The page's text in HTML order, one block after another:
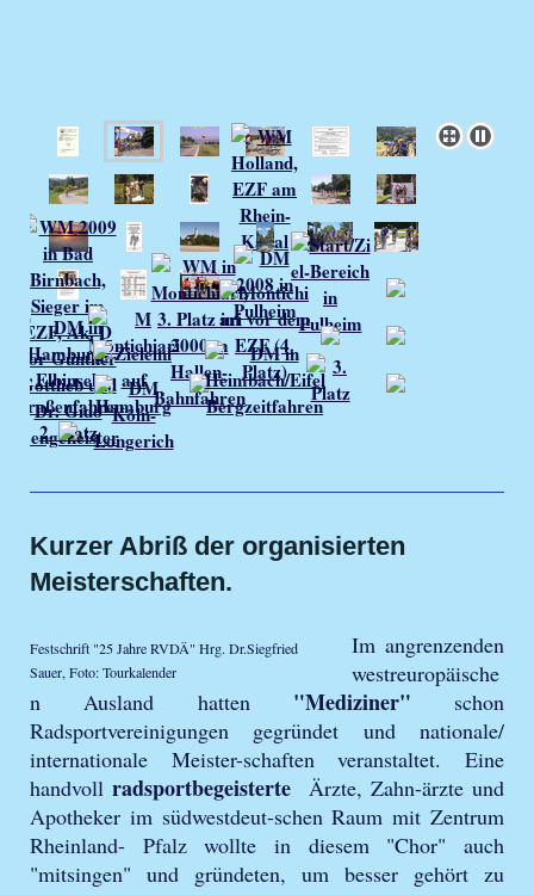
Kurzer Abriß der organisierten
Meisterschaften.
Festschrift "25 Jahre RVDÄ" Hrg. Dr.Siegfried
Sauer, Foto: Tourkalender
Im angrenzenden
westreuropäische
n Ausland hatten "Mediziner" schon
Radsportvereinigungen gegründet und nationale/
internationale Meister-schaften veranstaltet. Eine
handvoll radsportbegeisterte Ärzte, Zahn-ärzte und
Apotheker im südwestdeut-schen Raum mit Zentrum
Rheinland- Pfalz wollte in diesem "Chor" auch
"mitsingen" und gründeten, um besser gehört zu